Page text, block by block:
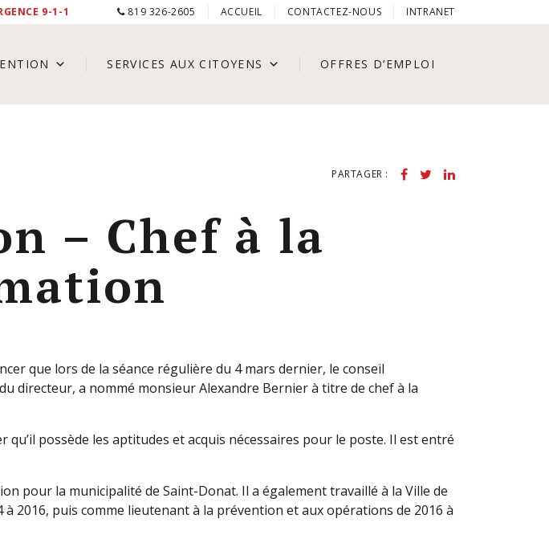
9-1-1 819 326-2605 ACCUEIL CONTACTEZ-NOUS INTRANET
SERVICES AUX CITOYENS OFFRES D’EMPLOI
PARTAGER :
– Chef à la
que lors de la séance régulière du 4 mars dernier, le conseil
directeur, a nommé monsieur Alexandre Bernier à titre de chef à la
possède les aptitudes et acquis nécessaires pour le poste. Il est entré
pour la municipalité de Saint-Donat. Il a également travaillé à la Ville de
2016, puis comme lieutenant à la prévention et aux opérations de 2016 à